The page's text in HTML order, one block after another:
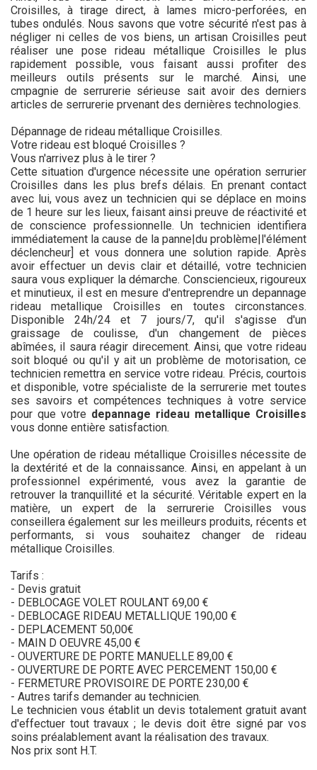
Croisilles, à tirage direct, à lames micro-perforées, en
tubes ondulés. Nous savons que votre sécurité n'est pas à
négliger ni celles de vos biens, un artisan Croisilles peut
réaliser une pose rideau métallique Croisilles le plus
rapidement possible, vous faisant aussi profiter des
meilleurs outils présents sur le marché. Ainsi, une
cmpagnie de serrurerie sérieuse sait avoir des derniers
articles de serrurerie prvenant des dernières technologies.
Dépannage de rideau métallique Croisilles.
Votre rideau est bloqué Croisilles ?
Vous n'arrivez plus à le tirer ?
Cette situation d'urgence nécessite une opération serrurier
Croisilles dans les plus brefs délais. En prenant contact
avec lui, vous avez un technicien qui se déplace en moins
de 1 heure sur les lieux, faisant ainsi preuve de réactivité et
de conscience professionnelle. Un technicien identifiera
immédiatement la cause de la panne|du problème|l'élément
déclencheur] et vous donnera une solution rapide. Après
avoir effectuer un devis clair et détaillé, votre technicien
saura vous expliquer la démarche. Consciencieux, rigoureux
et minutieux, il est en mesure d'entreprendre un depannage
rideau metallique Croisilles en toutes circonstances.
Disponible 24h/24 et 7 jours/7, qu'il s'agisse d'un
graissage de coulisse, d'un changement de pièces
abîmées, il saura réagir direcement. Ainsi, que votre rideau
soit bloqué ou qu'il y ait un problème de motorisation, ce
technicien remettra en service votre rideau. Précis, courtois
et disponible, votre spécialiste de la serrurerie met toutes
ses savoirs et compétences techniques à votre service
pour que votre depannage rideau metallique Croisilles
vous donne entière satisfaction.
Une opération de rideau métallique Croisilles nécessite de
la dextérité et de la connaissance. Ainsi, en appelant à un
professionnel expérimenté, vous avez la garantie de
retrouver la tranquillité et la sécurité. Véritable expert en la
matière, un expert de la serrurerie Croisilles vous
conseillera également sur les meilleurs produits, récents et
performants, si vous souhaitez changer de rideau
métallique Croisilles.
Tarifs :
- Devis gratuit
- DEBLOCAGE VOLET ROULANT 69,00 €
- DEBLOCAGE RIDEAU METALLIQUE 190,00 €
- DEPLACEMENT 50,00€
- MAIN D OEUVRE 45,00 €
- OUVERTURE DE PORTE MANUELLE 89,00 €
- OUVERTURE DE PORTE AVEC PERCEMENT 150,00 €
- FERMETURE PROVISOIRE DE PORTE 230,00 €
- Autres tarifs demander au technicien.
Le technicien vous établit un devis totalement gratuit avant
d'effectuer tout travaux ; le devis doit être signé par vos
soins préalablement avant la réalisation des travaux.
Nos prix sont H.T.